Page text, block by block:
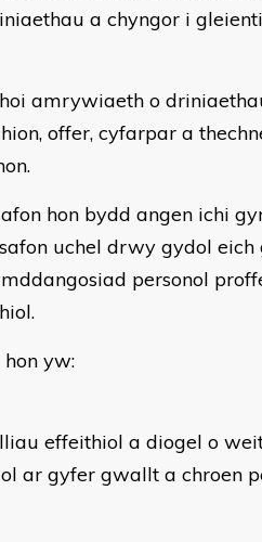
a chyngor i
amrywiaeth o
offer, cyfarpar a
hon bydd angen ichi
uchel drwy gydol
personol
yw:
effeithiol a diogel o
ar gyfer gwallt a chroen